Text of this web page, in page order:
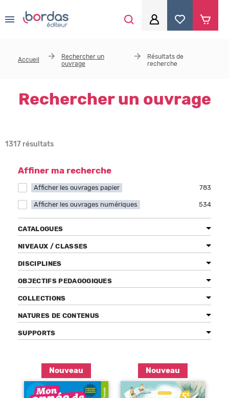
Je me connecte
Mot de passe ou identifiant oublié
Téléchargez des ressources gratuites
Recevez des informations sur nos nouveautés
Accueil
Rechercher un
ouvrage
Résultats de
recherche
Rechercher un ouvrage
1317 résultats
Nouveau Nouveau
Affiner ma recherche
Afficher les ouvrages papier 783
Apply Afficher les ouvrages papier filter
Afficher les ouvrages numériques 534
Apply Afficher les ouvrages numériques filter
CATALOGUES
NIVEAUX / CLASSES
DISCIPLINES
OBJECTIFS PEDAGOGIQUES
COLLECTIONS
NATURES DE CONTENUS
SUPPORTS